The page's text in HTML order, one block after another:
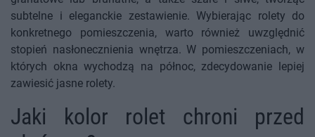
subtelne i eleganckie zestawienie. Wybierając rolety do
konkretnego pomieszczenia, warto również uwzględnić
stopień nasłonecznienia wnętrza. W pomieszczeniach, w
których okna wychodzą na północ, zdecydowanie lepiej
zawiesić jasne rolety.
Jaki kolor rolet chroni przed